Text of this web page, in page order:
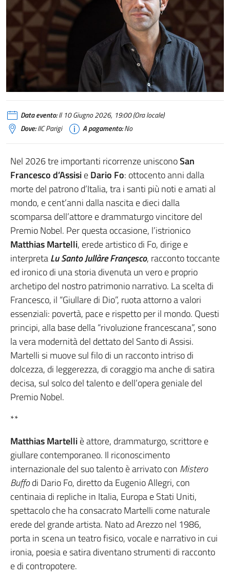
Data evento:Il 10 Giugno 2026, 19:00 (Ora locale)
Dove:IIC Parigi A pagamento:No
Nel 2026 tre importanti ricorrenze unisconoSan
Francesco d’AssisieDario Fo: ottocento anni dalla
morte del patrono d’Italia, tra i santi più noti e amati al
mondo, e cent’anni dalla nascita e dieci dalla
scomparsa dell’attore e drammaturgo vincitore del
Premio Nobel. Per questa occasione, l’istrionico
Matthias Martelli, erede artistico di Fo, dirige e
interpretaLu Santo Jullàre Françesco, racconto toccante
ed ironico di una storia divenuta un vero e proprio
archetipo del nostro patrimonio narrativo. La scelta di
Francesco, il “Giullare di Dio”, ruota attorno a valori
essenziali: povertà, pace e rispetto per il mondo. Questi
principi, alla base della “rivoluzione francescana”, sono
la vera modernità del dettato del Santo di Assisi.
Martelli si muove sul filo di un racconto intriso di
dolcezza, di leggerezza, di coraggio ma anche di satira
decisa, sul solco del talento e dell’opera geniale del
Premio Nobel.
**
Matthias Martelliè attore, drammaturgo, scrittore e
giullare contemporaneo. Il riconoscimento
internazionale del suo talento è arrivato con Mistero
Buffodi Dario Fo, diretto da Eugenio Allegri, con
centinaia di repliche in Italia, Europa e Stati Uniti,
spettacolo che ha consacrato Martelli come naturale
erede del grande artista. Nato ad Arezzo nel 1986,
porta in scena un teatro fisico, vocale e narrativo in cui
ironia, poesia e satira diventano strumenti di racconto
e di contropotere.